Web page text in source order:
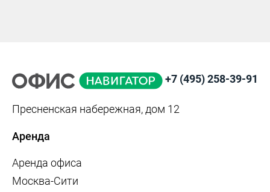
+7 (495) 258-39-91
Пресненская набережная, дом 12
Аренда
Аренда офиса
Москва-Сити